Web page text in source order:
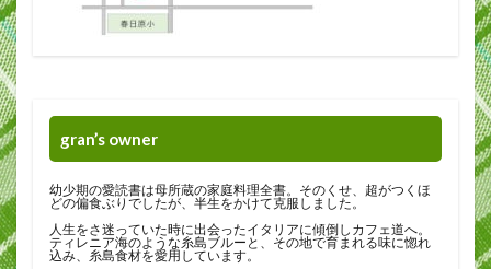
gran’s owner
幼少期の愛読書は母所蔵の家庭料理全書。そのくせ、超がつくほ
どの偏食ぶりでしたが、半生をかけて克服しました。
人生をさ迷っていた時に出会ったイタリアに傾倒しカフェ道へ。
ティレニア海のような糸島ブルーと、その地で育まれる味に惚れ
込み、糸島食材を愛用しています。